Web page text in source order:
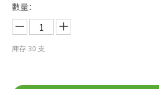
數量：
庫存 30 支